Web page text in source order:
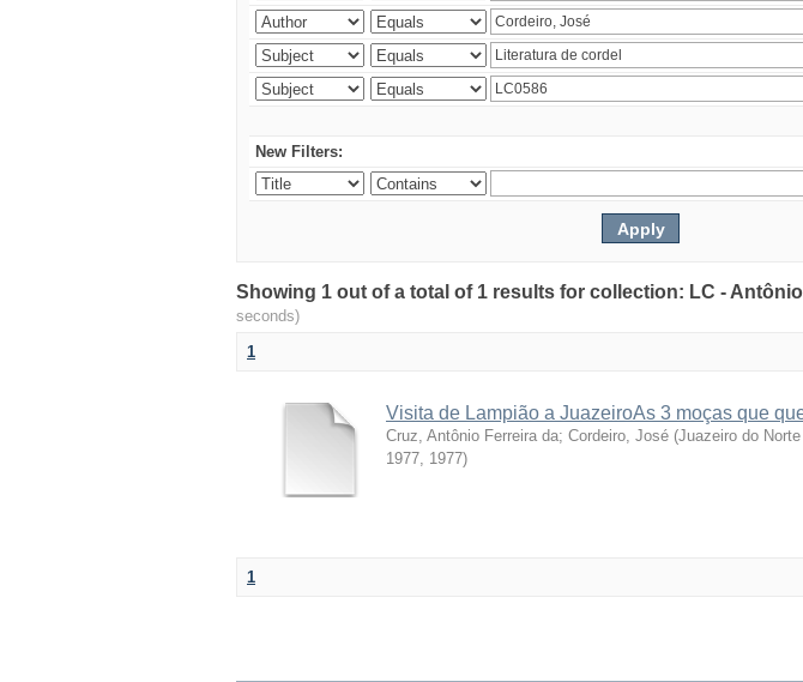
New Filters:
Showing 1 out of a total of 1 results for collection: LC -
seconds)
1
Visita de Lampião a JuazeiroAs 3 moças que
Cruz, Antônio Ferreira da; Cordeiro, José (Juazeiro do
1977, 1977)
1